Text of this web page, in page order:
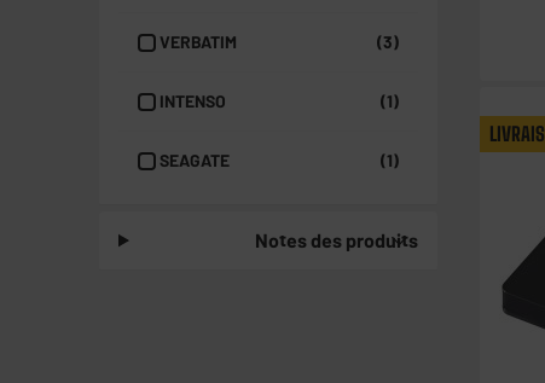
VERBATIM (3)
INTENSO (1)
SEAGATE (1)
Notes des produits